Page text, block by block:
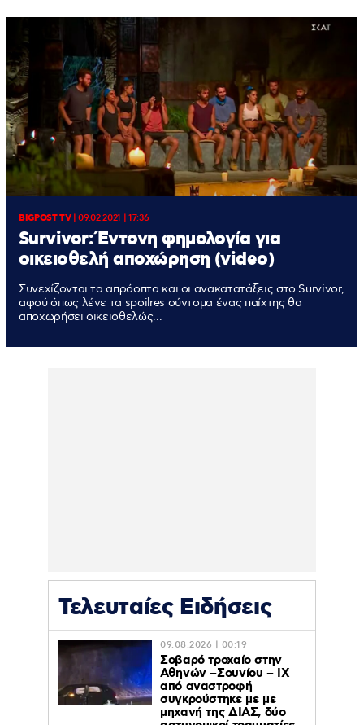
BIGPOST TV|09.02.2021 | 17:36
Survivor: Έντονη φημολογία για
οικειοθελή αποχώρηση (video)
Συνεχίζονται τα απρόοπτα και οι ανακατατάξεις στο Survivor,
αφού όπως λένε τα spoilres σύντομα ένας παίχτης θα
αποχωρήσει οικειοθελώς...
Τελευταίες Ειδήσεις
09.08.2026 | 00:19
Σοβαρό τροχαίο στην
Αθηνών –Σουνίου – ΙΧ
από αναστροφή
συγκρούστηκε με με
μηχανή της ΔΙΑΣ, δύο